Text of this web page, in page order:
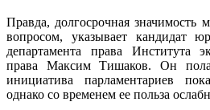
Правда, долгосрочная значимость
вопросом, указывает кандидат
департамента права Института
права Максим Тишаков. Он
инициатива парламентариев
однако со временем ее польза